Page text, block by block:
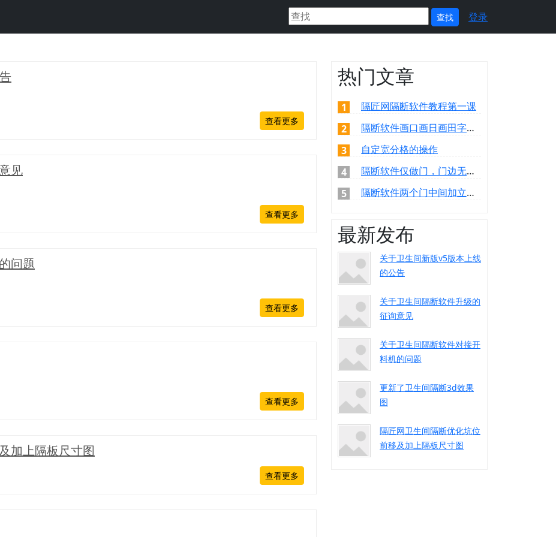
登录
查看更多
见
查看更多
问题
查看更多
查看更多
加上隔板尺寸图
查看更多
热门文章
1
隔匠网隔断软件教程第一课
2
隔断软件画口画日画田字的方法
3
自定宽分格的操作
4
隔断软件仅做门，门边无型材的操作
5
隔断软件两个门中间加立柱的操作
最新发布
关于卫生间新版v5版本上线
的公告
关于卫生间隔断软件升级的
征询意见
关于卫生间隔断软件对接开
料机的问题
更新了卫生间隔断3d效果
图
隔匠网卫生间隔断优化坑位
前移及加上隔板尺寸图